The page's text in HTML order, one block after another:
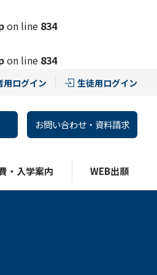
on line 834
on line 834
用ログイン 生徒用ログイン
お問い合わせ・資料請求
・入学案内 WEB出願